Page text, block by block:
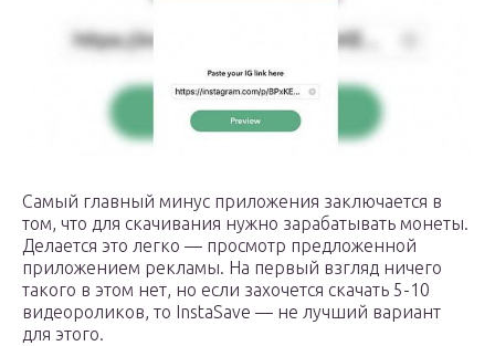
Самый главный минус приложения заключается в
том, что для скачивания нужно зарабатывать монеты.
Делается это легко — просмотр предложенной
приложением рекламы. На первый взгляд ничего
такого в этом нет, но если захочется скачать 5-10
видеороликов, то InstaSave — не лучший вариант
для этого.